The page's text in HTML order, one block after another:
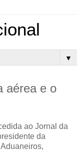
▼
aérea e o
ao Jornal da
da